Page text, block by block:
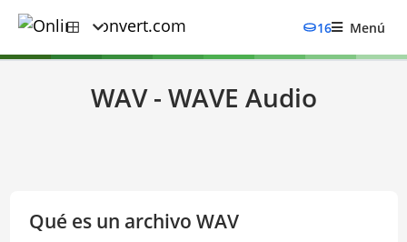
16 Menú
WAV - WAVE Audio
Qué es un archivo WAV